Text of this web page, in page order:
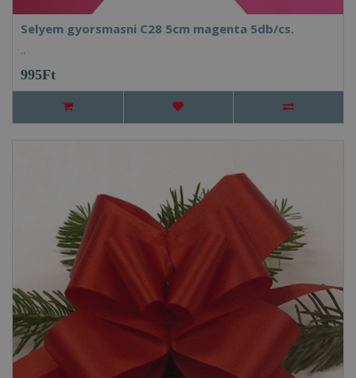
Selyem gyorsmasni C28 5cm magenta 5db/cs.
..
995Ft